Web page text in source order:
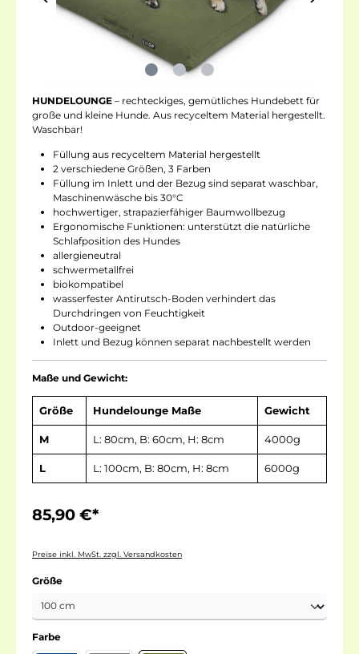
HUNDELOUNGE – rechteckiges, gemütliches Hundebett für
große und kleine Hunde. Aus recyceltem Material hergestellt.
Waschbar!
Füllung aus recyceltem Material hergestellt
2 verschiedene Größen, 3 Farben
Füllung im Inlett und der Bezug sind separat waschbar,
Maschinenwäsche bis 30°C
hochwertiger, strapazierfähiger Baumwollbezug
Ergonomische Funktionen: unterstützt die natürliche
Schlafposition des Hundes
allergieneutral
schwermetallfrei
biokompatibel
wasserfester Antirutsch-Boden verhindert das
Durchdringen von Feuchtigkeit
Outdoor-geeignet
Inlett und Bezug können separat nachbestellt werden
Maße und Gewicht:
Größe Hundelounge Maße Gewicht
M L: 80cm, B: 60cm, H: 8cm 4000g
L L: 100cm, B: 80cm, H: 8cm 6000g
85,90 €*
Preise inkl. MwSt. zzgl. Versandkosten
Größe
Farbe